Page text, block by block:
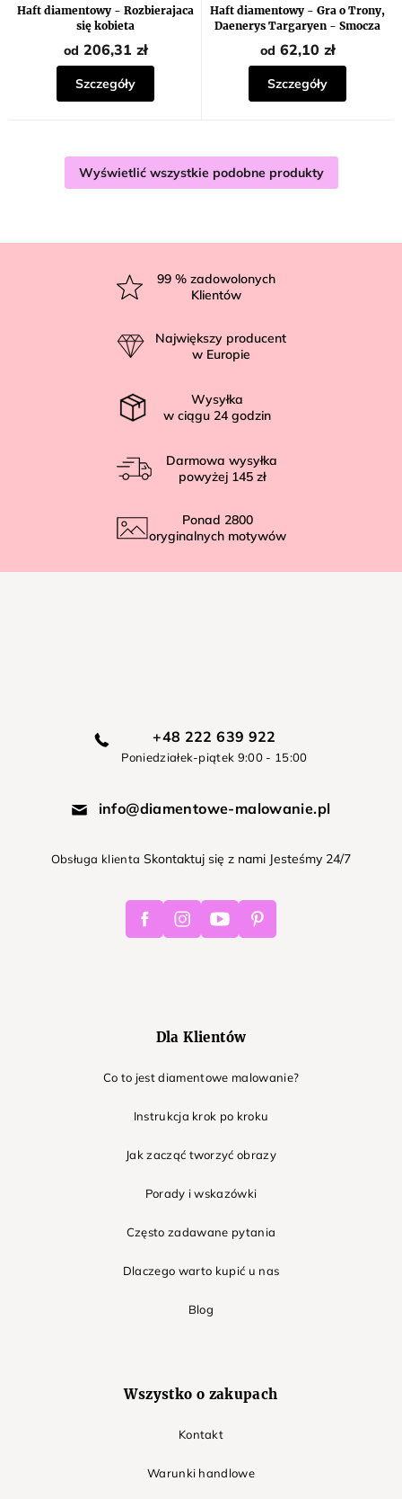
Haft diamentowy - Rozbierajaca
się kobieta
od 206,31 zł
Szczegóły
Haft diamentowy - Gra o Trony,
Daenerys Targaryen - Smocza
Królowa
od 62,10 zł
Szczegóły
Wyświetlić wszystkie podobne produkty
99 % zadowolonych
Klientów
Największy producent
w Europie
Wysyłka
w ciągu 24 godzin
Darmowa wysyłka
powyżej 145 zł
Ponad 2800
oryginalnych motywów
+48 222 639 922
Poniedziałek-piątek 9:00 - 15:00
info@diamentowe-malowanie.pl
Obsługa klienta Skontaktuj się z nami Jesteśmy 24/7
FacebookInstagramYoutube Pinterest
Dla Klientów
Co to jest diamentowe malowanie?
Instrukcja krok po kroku
Jak zacząć tworzyć obrazy
Porady i wskazówki
Często zadawane pytania
Dlaczego warto kupić u nas
Blog
Wszystko o zakupach
Kontakt
Warunki handlowe